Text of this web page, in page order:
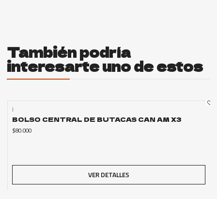
También podría
interesarte uno de estos
|
BOLSO CENTRAL DE BUTACAS CAN AM X3
$80.000
VER DETALLES